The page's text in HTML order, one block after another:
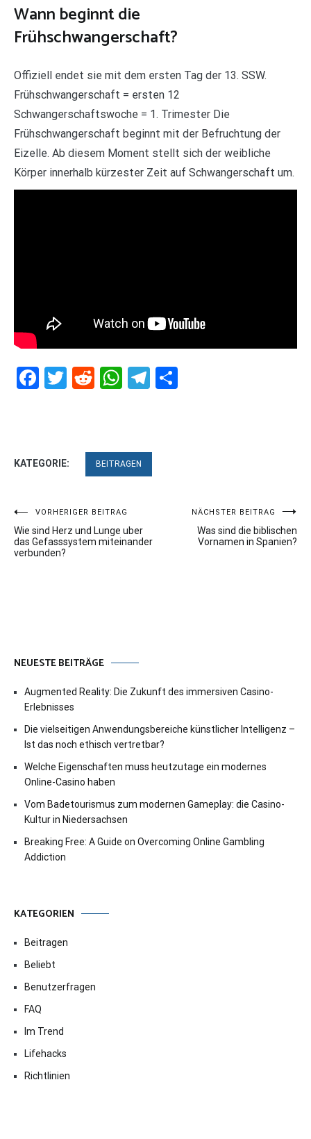
Wann beginnt die
Frühschwangerschaft?
Offiziell endet sie mit dem ersten Tag der 13. SSW.
Frühschwangerschaft = ersten 12
Schwangerschaftswoche = 1. Trimester Die
Frühschwangerschaft beginnt mit der Befruchtung der
Eizelle. Ab diesem Moment stellt sich der weibliche
Körper innerhalb kürzester Zeit auf Schwangerschaft um.
Facebook
Twitter
RedditWhatsApp
Telegram
KATEGORIE: BEITRAGEN
Beitragsnavigation
VORHERIGER BEITRAG
Wie sind Herz und Lunge uber
das Gefasssystem miteinander
verbunden?
NÄCHSTER BEITRAG
Was sind die biblischen
Vornamen in Spanien?
NEUESTE BEITRÄGE
Augmented Reality: Die Zukunft des immersiven Casino-
Erlebnisses
Die vielseitigen Anwendungsbereiche künstlicher Intelligenz –
Ist das noch ethisch vertretbar?
Welche Eigenschaften muss heutzutage ein modernes
Online-Casino haben
Vom Badetourismus zum modernen Gameplay: die Casino-
Kultur in Niedersachsen
Breaking Free: A Guide on Overcoming Online Gambling
Addiction
KATEGORIEN
Beitragen
Beliebt
Benutzerfragen
FAQ
Im Trend
Lifehacks
Richtlinien